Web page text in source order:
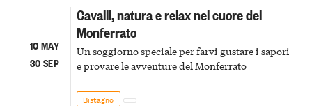
10 MAY
30 SEP
Cavalli, natura e relax nel cuore del
Monferrato
Un soggiorno speciale per farvi gustare i sapori
e provare le avventure del Monferrato
Bistagno